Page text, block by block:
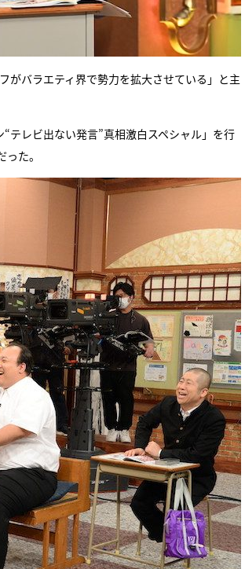
がバラエティ界で勢力を拡大させている」と主
テレビ出ない発言”真相激白スペシャル」を行
た。